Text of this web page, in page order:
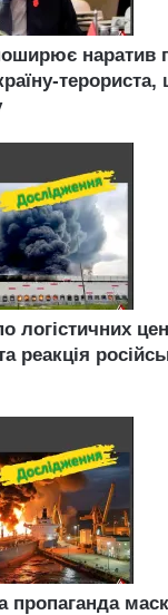
наратив
логістичних
реакція
пропаганда